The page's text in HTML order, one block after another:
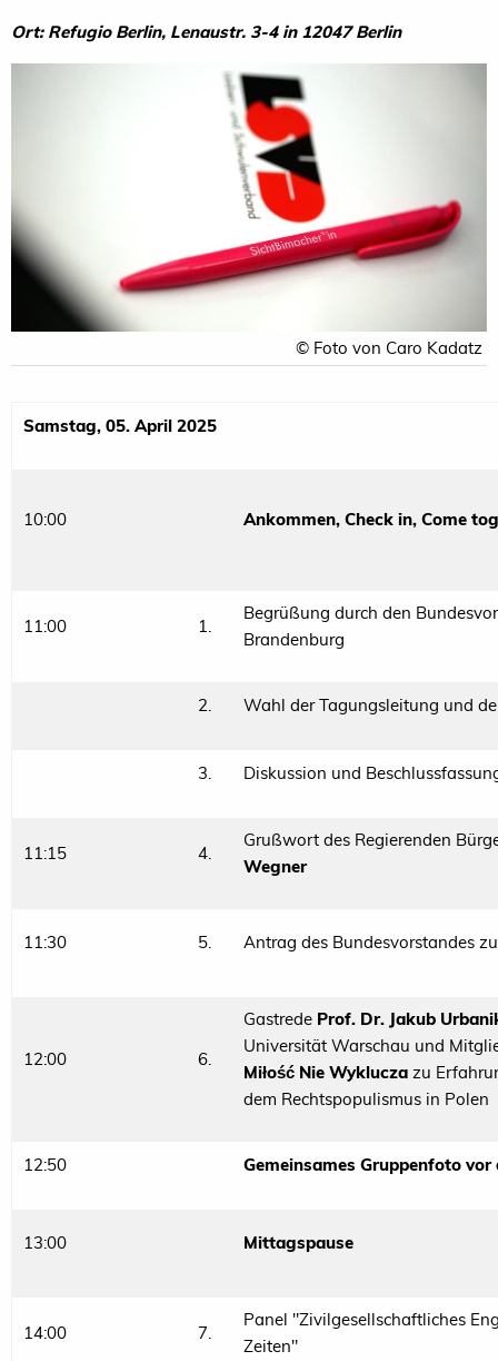
Ort: Refugio Berlin, Lenaustr. 3-4 in 12047 Berlin
© Foto von Caro Kadatz
Samstag, 05. April 2025
10:00 Ankommen, Check in, Come
11:00 1.
Begrüßung durch den
Brandenburg
2. Wahl der Tagungsleitung und
3. Diskussion und
11:15 4.
Grußwort des Regierenden
Wegner
11:30 5. Antrag des Bundesvorstandes
12:00 6.
Gastrede Prof. Dr. Jakub
Universität Warschau und
Miłość Nie Wyklucza zu
dem Rechtspopulismus in Polen
12:50 Gemeinsames Gruppenfoto vor
13:00 Mittagspause
14:00 7.
Panel "Zivilgesellschaftliches
Zeiten"